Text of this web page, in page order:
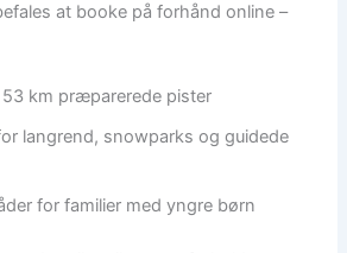
at booke på forhånd online –
km præparerede pister
langrend, snowparks og guidede
for familier med yngre børn